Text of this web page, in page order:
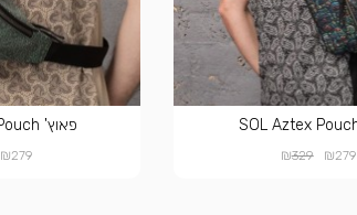
₪279
₪329
פאוץ' SOL Seeds Pouch
₪279